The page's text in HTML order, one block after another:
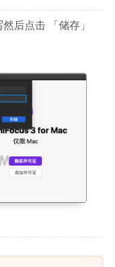
后点击 「储存」